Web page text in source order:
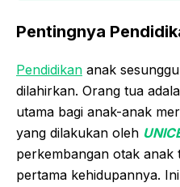
Pentingnya
Pendidikan anak
dilahirkan. Orang tua
utama bagi anak-anak
yang dilakukan oleh
perkembangan otak anak
pertama kehidupannya.